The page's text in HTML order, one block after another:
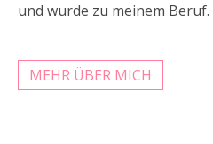
und wurde zu meinem Beruf.
MEHR ÜBER MICH